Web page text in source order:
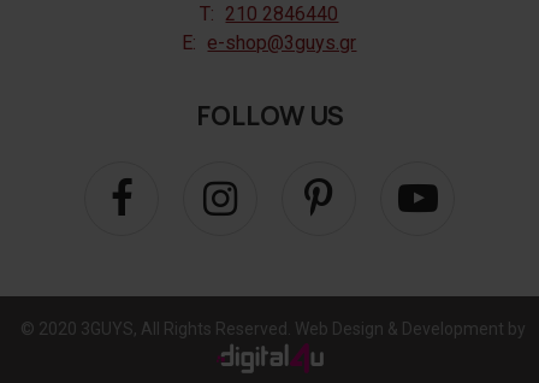
T: 210 2846440
E: e-shop@3guys.gr
FOLLOW US
© 2020 3GUYS, All Rights Reserved. Web Design & Development by